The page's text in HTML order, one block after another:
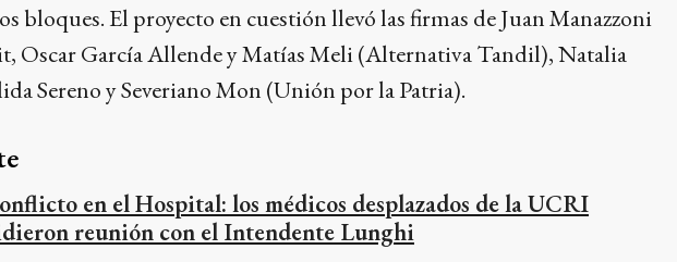
bloques. El proyecto en cuestión llevó las firmas de Juan Manazzoni
Oscar García Allende y Matías Meli (Alternativa Tandil), Natalia
Sereno y Severiano Mon (Unión por la Patria).
en el Hospital: los médicos desplazados de la UCRI
reunión con el Intendente Lunghi